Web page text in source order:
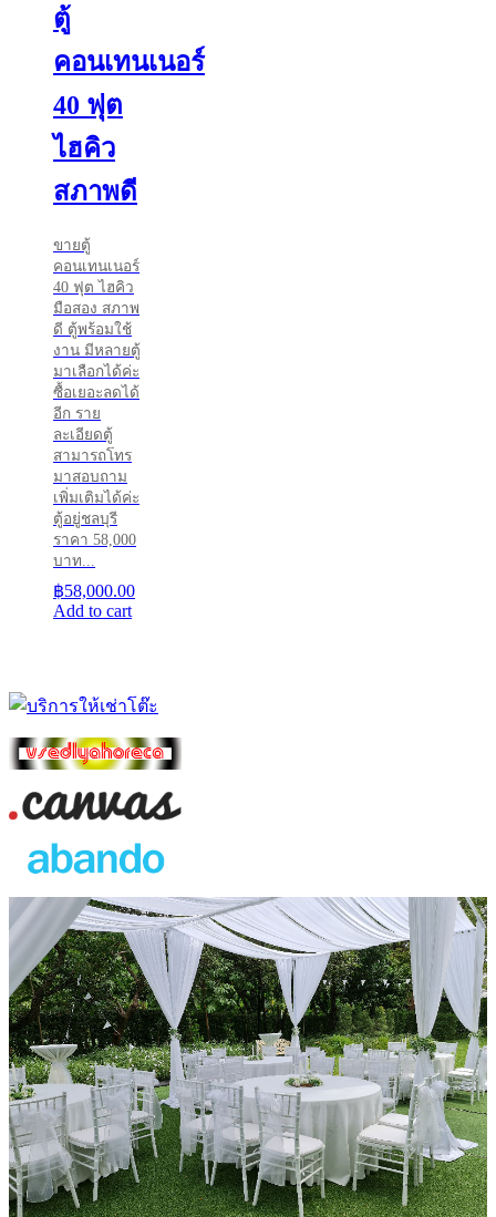
ตู้
คอนเทนเนอร์
40 ฟุต
ไฮคิว
สภาพดี
ขายตู้
คอนเทนเนอร์
40 ฟุต ไฮคิว
มือสอง สภาพ
ดี ตู้พร้อมใช้
งาน มีหลายตู้
มาเลือกได้ค่ะ
ซื้อเยอะลดได้
อีก ราย
ละเอียดตู้
สามารถโทร
มาสอบถาม
เพิ่มเติมได้ค่ะ
ตู้อยู่ชลบุรี
ราคา 58,000
บาท...
฿58,000.00
Add to cart